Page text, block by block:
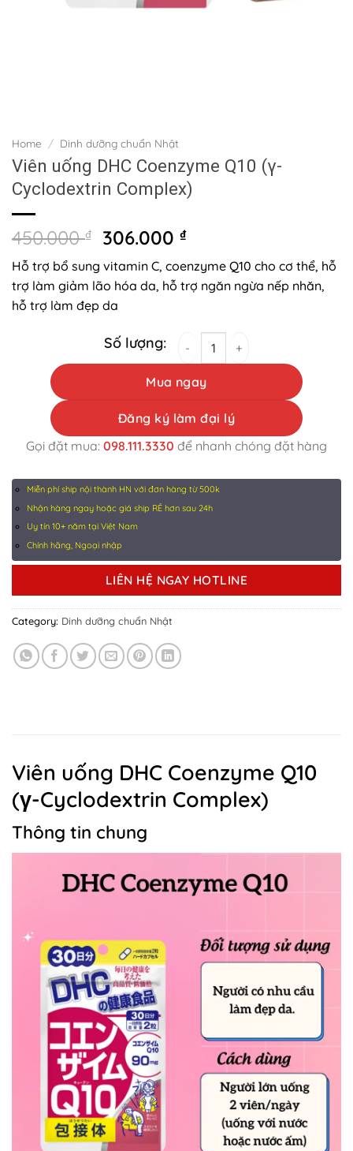
Home / Dinh dưỡng chuẩn Nhật
Viên uống DHC Coenzyme Q10 (γ-
Cyclodextrin Complex)
450.000₫
Original
price
was:
450.000 ₫.
306.000₫Current
is:
306.000 ₫.
Hỗ trợ bổ sung vitamin C, coenzyme Q10 cho cơ thể, hỗ
trợ làm giảm lão hóa da, hỗ trợ ngăn ngừa nếp nhăn,
hỗ trợ làm đẹp da
Viên uống DHC Coenzyme Q10 (γ-
Mua ngay
Đăng ký làm đại lý
Gọi đặt mua: 098.111.3330 để nhanh chóng đặt hàng
Miễn phí ship nội thành HN với đơn hàng từ 500k
Nhận hàng ngay hoặc giá ship RẺ hơn sau 24h
Uy tín 10+ năm tại Việt Nam
Chính hãng, Ngoại nhập
LIÊN HỆ NGAY HOTLINE
Category: Dinh dưỡng chuẩn Nhật
Viên uống DHC Coenzyme Q10
(γ-Cyclodextrin Complex)
Thông tin chung